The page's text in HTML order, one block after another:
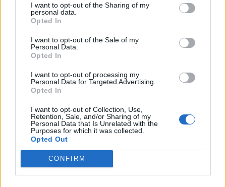
I want to opt-out of the Sharing of my
personal data.
Opted In
I want to opt-out of the Sale of my
Personal Data.
Opted In
I want to opt-out of processing my
Personal Data for Targeted Advertising.
Opted In
I want to opt-out of Collection, Use,
Retention, Sale, and/or Sharing of my
Personal Data that Is Unrelated with the
Purposes for which it was collected.
Opted Out
CONFIRM
Weekend da “bollino nero” per
l’esodo estivo. Previsti oltre 25
milioni di mezzi in viaggio